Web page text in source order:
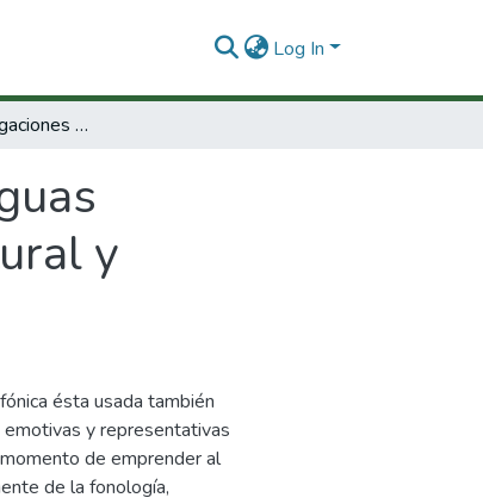
Log In
Estudios e investigaciones de lenguas amerindias y criollas en la arias científica, cultural y educativa.
y
ésta usada también
emotivas y representativas
de emprender al
de la fonología,